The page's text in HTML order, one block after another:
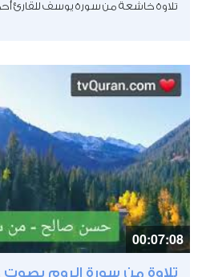
تلاوة خاشعة من سورة يوسف للقارئ
00:07:08
تلاوة من سورة الروم